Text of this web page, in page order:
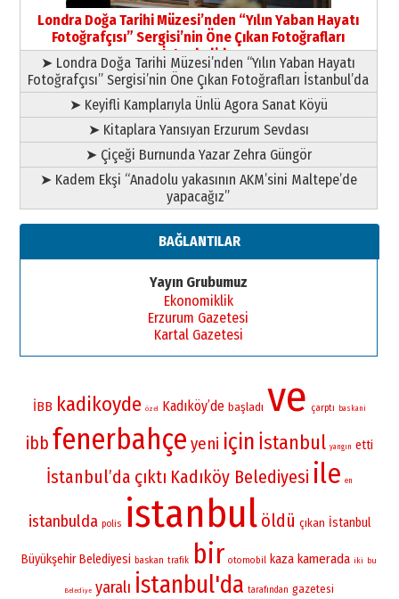
Şampiyonluk Sebahattin Şirin’e
yazar
11 Mayıs 2026 Pazartesi
Londra Doğa Tarihi Müzesi’nden “Yılın Yaban Hayatı
Fotoğrafçısı” Sergisi’nin Öne Çıkan Fotoğrafları
İstanbul’da
➤ Londra Doğa Tarihi Müzesi’nden “Yılın Yaban Hayatı
Fotoğrafçısı” Sergisi’nin Öne Çıkan Fotoğrafları İstanbul’da
➤ Keyifli Kamplarıyla Ünlü Agora Sanat Köyü
➤ Kitaplara Yansıyan Erzurum Sevdası
➤ Çiçeği Burnunda Yazar Zehra Güngör
➤ Kadem Ekşi “Anadolu yakasının AKM’sini Maltepe’de
yapacağız”
BAĞLANTILAR
Yayın Grubumuz
Ekonomiklik
Erzurum Gazetesi
Kartal Gazetesi
İBB kadikoyde özel Kadıköy’de başladı ve çarptı baskani
ibb fenerbahçe yeni için İstanbul yangın etti
İstanbul’da çıktı Kadıköy Belediyesi ile en
istanbulda polis istanbul öldü çıkan İstanbul
Büyükşehir Belediyesi baskan trafik bir otomobil kaza kamerada iki bu
Belediye yaralı İstanbul'da tarafından gazetesi